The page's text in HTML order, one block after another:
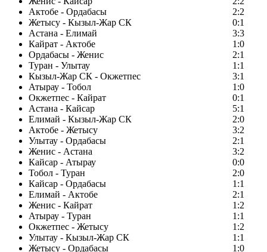
Актобе - Ордабасы
2:2
Жетысу - Кызыл-Жар СК
0:1
Астана - Елимай
3:3
Кайрат - Актобе
1:0
Ордабасы - Женис
2:1
Туран - Улытау
1:1
Кызыл-Жар СК - Окжетпес
3:1
Атырау - Тобол
1:0
Окжетпес - Кайрат
0:1
Астана - Кайсар
5:1
Елимай - Кызыл-Жар СК
2:0
Актобе - Жетысу
3:2
Улытау - Ордабасы
2:1
Женис - Астана
3:2
Кайсар - Атырау
0:0
Тобол - Туран
2:0
Кайсар - Ордабасы
1:1
Елимай - Актобе
2:1
Женис - Кайрат
1:2
Атырау - Туран
1:1
Окжетпес - Жетысу
1:2
Улытау - Кызыл-Жар СК
1:1
Жетысу - Ордабасы
1:0